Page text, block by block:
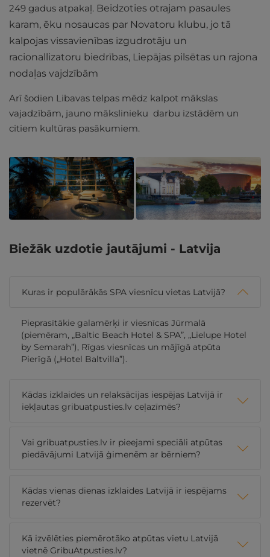
249 gadus atpakaļ. Beidzoties otrajam pasaules
karam, ēku nosaucas par Novatoru klubu, jo tā
kalpojas vissavienības izgudrotāju un
racionallizatoru biedrības, Liepājas pilsētas un rajona
nodaļas vajdzībām
Arī šodien Libavas telpas mēdz kalpot mākslas
vajadzībām, jauno mākslinieku darbu izstādēm un
citiem kultūras pasākumiem.
Biežāk uzdotie jautājumi - Latvija
Kuras ir populārākās SPA viesnīcu vietas Latvijā?
Pieprasītākie galamērķi ir viesnīcas Jūrmalā
(piemēram, „Baltic Beach Hotel & SPA”, „Lielupe Hotel
by Semarah”), Rīgas viesnīcas un mājīgā atpūta
Pierīgā („Hotel Baltvilla”).
Kādas izklaides un relaksācijas iespējas Latvijā ir
iekļautas gribuatpusties.lv ceļazīmēs?
Vai gribuatpusties.lv ir pieejami speciāli atpūtas
piedāvājumi Latvijā ģimenēm ar bērniem?
Kādas vienas dienas izklaides Latvijā ir iespējams
rezervēt?
Kā izvēlēties piemērotāko atpūtas vietu Latvijā
vietnē GribuAtpusties.lv?